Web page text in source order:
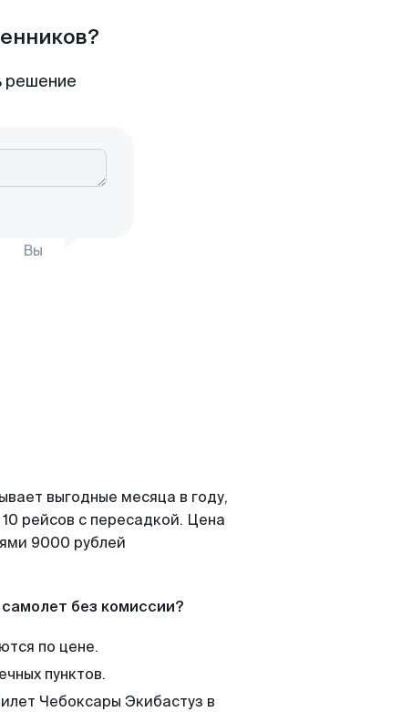
решение
Вы
выгодные месяца в году,
рейсов с пересадкой. Цена
9000 рублей
без комиссии?
по цене.
пунктов.
Чебоксары Экибастуз в